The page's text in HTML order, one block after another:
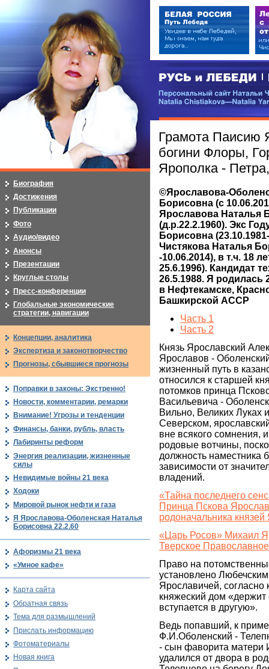
РУСЬ и ЛЕБЕДИ | RUSI —
Персональный сайт Натальи
Грамота Паисию
богини Флоры,
Ярополка -
©Ярославова-
Борисовна (с
Ярославова Наталья
(д.р.22.2.1960). Экс
Борисовна
Чистякова Наталья
-10.06.2014), в т.ч. 18
25.6.1996). Кандидат
26.5.1988. Я родилась
в Нефтекамске,
Башкирской АССР
Часть 1
Часть 2
Князь Ярославский
Ярославов -
жизненный путь в
относился к старшей
потомков принца
Васильевича -
Вильно, Великих Луках
Северском,
вне всякого сомнения,
родовые вотчины,
должность наместника
зависимости от
владений.
«Тайна последнего
Принца Пскова
родоначальника
«Царь Росов» Михаил
Тверское
Право на
установлено
Ярославичей, согласно
княжеский дом
вступается в другую».
Ведь попавший, к
Ф.И.Оболенский -
- сын фаворита матери
удалился от двора в
Биография
Достижения
Публикации
Фото
Аудио/видео
Анонсы
Презентации
Круглые столы
Пресс-конференции
Глобальные экономические
стратегии, навигации
Концепции, аналитика
Экспертиза и законотворчество
Прогнозы, сбывшиеся прогнозы
Поправки в законы: Экстренно!
Новости, комментарии, ремарки
Внимание! Угрозы и тенденции
Финансы, банки, рубль, власть
Лабиринты реформ
Энергия реализации, жизненные
силы
Невидимые войны 21 века
Ходоки
Мировой рынок нефти и газа
Я Ярославова-Оболенская Наталья
Борисовна 22.2.60
Афоризмы 21 века
«Умное кафе»
Карта сайта
Обратная связь
Тема для размышлений
Прислать информацию
Фотоматериалы
Новая книга